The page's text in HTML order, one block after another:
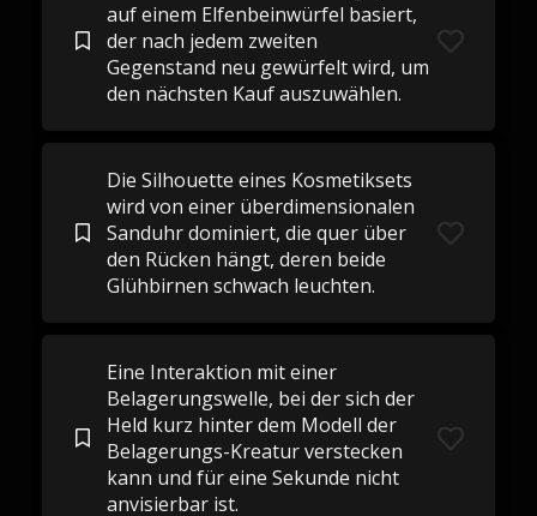
auf einem Elfenbeinwürfel basiert,
der nach jedem zweiten
Gegenstand neu gewürfelt wird, um
den nächsten Kauf auszuwählen.
Die Silhouette eines Kosmetiksets
wird von einer überdimensionalen
Sanduhr dominiert, die quer über
den Rücken hängt, deren beide
Glühbirnen schwach leuchten.
Eine Interaktion mit einer
Belagerungswelle, bei der sich der
Held kurz hinter dem Modell der
Belagerungs-Kreatur verstecken
kann und für eine Sekunde nicht
anvisierbar ist.